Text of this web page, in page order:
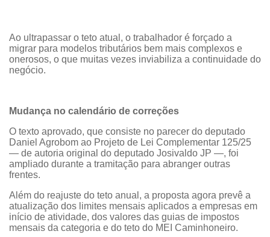
Ao ultrapassar o teto atual, o trabalhador é forçado a
migrar para modelos tributários bem mais complexos e
onerosos, o que muitas vezes inviabiliza a continuidade do
negócio.
Mudança no calendário de correções
O texto aprovado, que consiste no parecer do deputado
Daniel Agrobom ao Projeto de Lei Complementar 125/25
— de autoria original do deputado Josivaldo JP —, foi
ampliado durante a tramitação para abranger outras
frentes.
Além do reajuste do teto anual, a proposta agora prevê a
atualização dos limites mensais aplicados a empresas em
início de atividade, dos valores das guias de impostos
mensais da categoria e do teto do MEI Caminhoneiro.